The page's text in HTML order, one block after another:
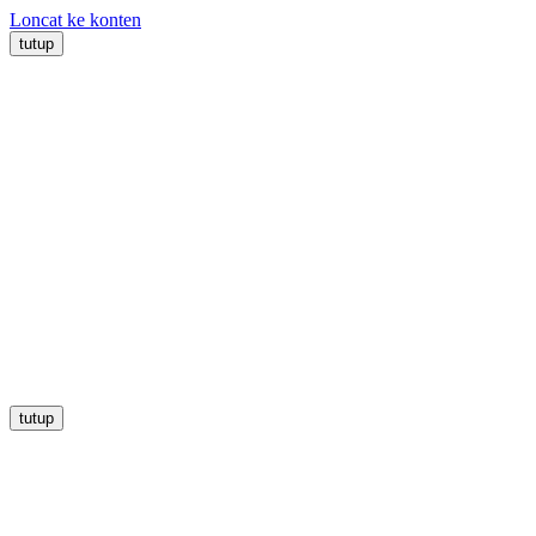
Loncat ke konten
tutup
tutup